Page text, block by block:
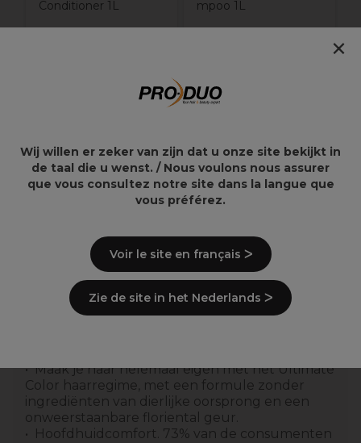
Conditioner 1L mpoo 1L
Kleurintensiteit tot wel 10 weken* en
zichtbaar vernieuwd haar vanaf de eerste
wasbeurt.Bij regelmatig gebruik van het
Ultimate Color Shampoo, een
hoofdhuidkalmerende shampoo die zacht
reinigt en helpt kleurverlies tijdens het wassen
te minimaliseren*vergeleken met een niet-
verzorgende shampoo
Zachte en gereinigde hoofdhuid en gevoel
Maak je haar helemaal eigen met het Ultimate
Color haarregime, met een formule zonder
ingrediënten van dierlijke oorsprong en een
onweerstaanbare floriental geur.
Hoofdhuidcomfort. 73% van de consumenten
Wij willen er zeker van zijn dat u onze site bekijkt in
de taal die u wenst. / Nous voulons nous assurer
que vous consultez notre site dans la langue que
vous préférez.
Voir le site en français ᐳ
Zie de site in het Nederlands ᐳ
×